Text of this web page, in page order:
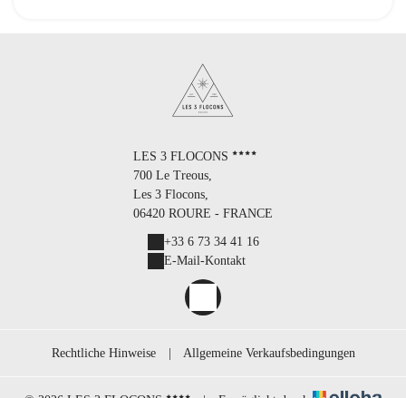
LES 3 FLOCONS
700 Le Treous,
Les 3 Flocons,
06420 ROURE - FRANCE
+33 6 73 34 41 16
E-Mail-Kontakt
Rechtliche Hinweise Allgemeine Verkaufsbedingungen